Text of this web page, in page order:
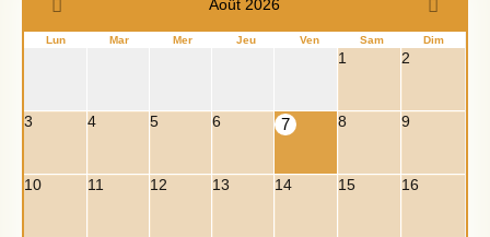
Août 2026
Lun Mar Mer Jeu Ven Sam Dim
1 2
3 4 5 6 7 8 9
10 11 12 13 14 15 16